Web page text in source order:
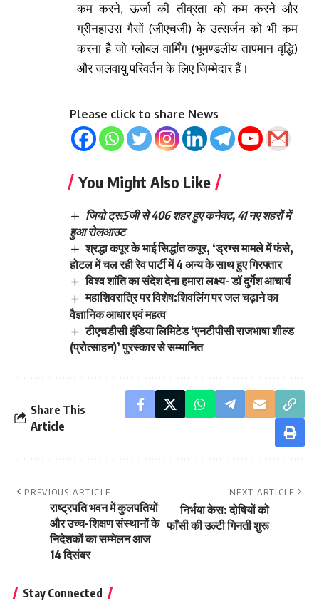
कम करने, ऊर्जा की तीव्रता को कम करने और
ग्रीनहाउस गैसों (जीएचजी) के उत्सर्जन को भी कम
करना है जो ग्लोबल वार्मिंग (भूमण्डलीय तापमान वृद्धि)
और जलवायु परिवर्तन के लिए जिम्मेदार हैं।
Please click to share News
You Might Also Like
जियो ट्रू5जी से 406 शहर हुए कनेक्ट, 41 नए शहरों में
हुआ रोलआउट
श्रद्धा कपूर के भाई सिद्धांत कपूर, ‘ड्रग्स मामले में फंसे,
होटल में चल रही रेव पार्टी में 4 अन्य के साथ हुए गिरफ्तार
विश्व शांति का संदेश देना हमारा लक्ष्य- डॉ दुर्गेश आचार्य
महाशिवरात्रि पर विशेष:शिवलिंग पर जल चढ़ाने का
वैज्ञानिक आधार एवं महत्व
टीएचडीसी इंडिया लिमिटेड ‘एनटीपीसी राजभाषा शील्ड
(प्रोत्साहन)’ पुरस्कार से सम्मानित
Share This
Article
PREVIOUS ARTICLE
राष्ट्रपति भवन में कुलपतियों
और उच्च-शिक्षण संस्थानों के
निदेशकों का सम्मेलन आज
14 दिसंबर
NEXT ARTICLE
निर्भया केस: दोषियों को
फाँसी की उल्टी गिनती शुरू
Stay Connected